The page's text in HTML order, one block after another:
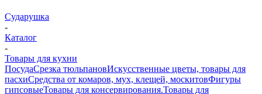
Сударушка
-
Каталог
-
Товары для кухни
ПосудаСрезка тюльпановИскусственные цветы, товары для
пасхиСредства от комаров, мух, клещей, москитовФигуры
гипсовыеТовары для консервирования.Товары для